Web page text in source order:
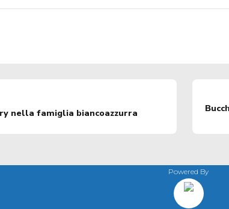
nella famiglia biancoazzurra
Powered By